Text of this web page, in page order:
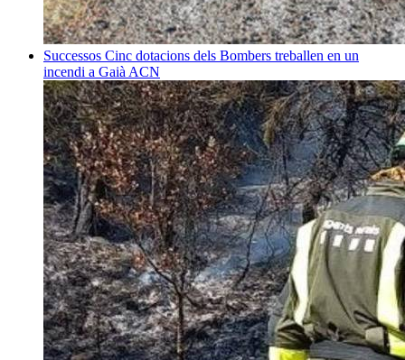
Successos Cinc dotacions dels Bombers treballen en un
incendi a Gaià ACN